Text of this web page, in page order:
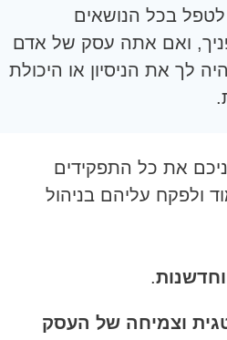
בכל הנושאים
ואם אתה עסק של אדם
לך את הניסיון או היכולת
את כל התפקידים
ולפקח עליהם בניהול
.
וצמיחה של העסק